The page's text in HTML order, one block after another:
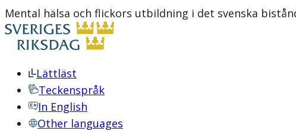
Mental hälsa och flickors utbildning i det svenska
Lättläst
Teckenspråk
In English
Other languages